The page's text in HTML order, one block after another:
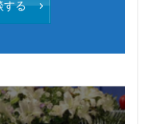
する